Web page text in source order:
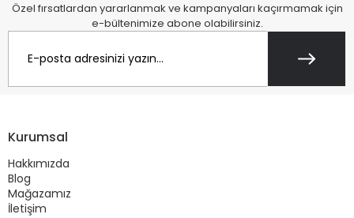
Özel fırsatlardan yararlanmak ve kampanyaları kaçırmamak için
e-bültenimize abone olabilirsiniz.
Kurumsal
Hakkımızda
Blog
Mağazamız
İletişim